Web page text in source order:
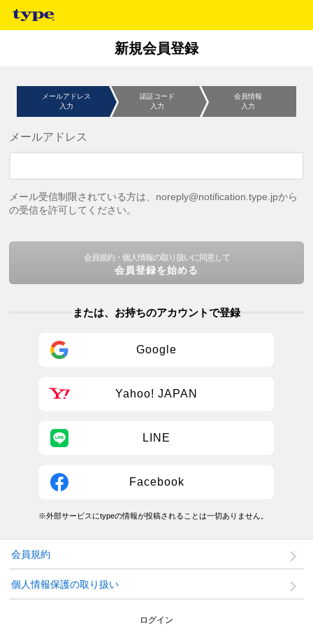
新規会員登録
メールアドレス
入力
認証コード
入力
会員情報
入力
メールアドレス
メール受信制限されている方は、noreply@notification.type.jpから
の受信を許可してください。
会員規約・個人情報の取り扱いに同意して
会員登録を始める
または、お持ちのアカウントで登録
Google
Yahoo! JAPAN
LINE
Facebook
※外部サービスにtypeの情報が投稿されることは一切ありません。
会員規約
個人情報保護の取り扱い
ログイン